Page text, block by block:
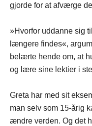
gjorde for at afværge
»Hvorfor uddanne sig
længere findes«,
belærte hende om, at
og lære sine lektier i
Greta har med sit
man selv som 15-årig
ændre verden. Og det